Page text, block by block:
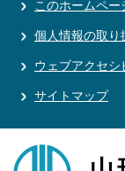
このホームペー
個人情報の取り
ウェブアクセシ
サイトマップ